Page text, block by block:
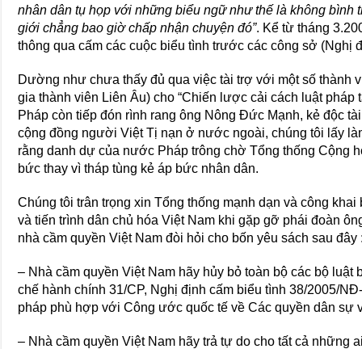
nhân dân tụ họp với những biểu ngữ như thế là không bình
giới chẳng bao giờ chấp nhận chuyện đó”. Kể từ tháng
thông qua cấm các cuộc biểu tình trước các công sở (Nghị
Dường như chưa thấy đủ qua việc tài trợ với một số thành
gia thành viên Liên Âu) cho “Chiến lược cải cách luật
Pháp còn tiếp đón rình rang ông Nông Ðức Mạnh, kẻ độc
cộng đồng người Việt Tị nạn ở nước ngoài, chúng tôi lấy
rằng danh dự của nước Pháp trông chờ Tổng thống Cộng
bức thay vì tháp tùng kẻ áp bức nhân dân.
Chúng tôi trân trọng xin Tổng thống mạnh dạn và công
và tiến trình dân chủ hóa Việt Nam khi gặp gỡ phái đoàn
nhà cầm quyền Việt Nam đòi hỏi cho bốn yêu sách sau đây
– Nhà cầm quyền Việt Nam hãy hủy bỏ toàn bộ các bộ
chế hành chính 31/CP, Nghị định cấm biểu tình 38/2005/
pháp phù hợp với Công ước quốc tế về Các quyền dân sự
– Nhà cầm quyền Việt Nam hãy trả tự do cho tất cả những